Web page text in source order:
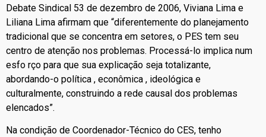
Debate Sindical 53 de dezembro de 2006, Viviana Lima e
Liliana Lima afirmam que “diferentemente do planejamento
tradicional que se concentra em setores, o PES tem seu
centro de atenção nos problemas. Processá-lo implica num
esfo rço para que sua explicação seja totalizante,
abordando-o política , econômica , ideológica e
culturalmente, construindo a rede causal dos problemas
elencados”.
Na condição de Coordenador-Técnico do CES, tenho